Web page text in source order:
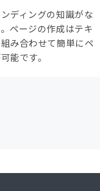
ディングの知識がな
ページの作成はテキ
み合わせて簡単にペ
能です。